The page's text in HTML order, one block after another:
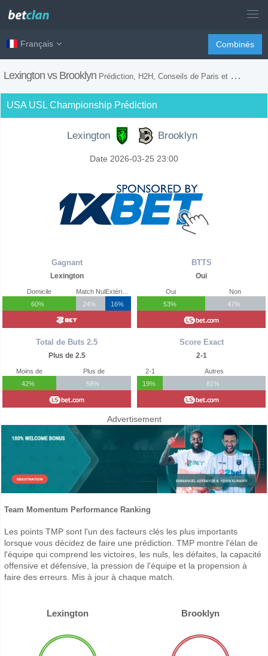
Français Combinés
Lexington vs Brooklyn Prédiction, H2H, Conseils de Paris et Prévision du Match
USA USL Championship Prédiction
Lexington Brooklyn
Date 2026-03-25 23:00
Gagnant
Lexington
Domicile
60%
Match Nul
24%
16%
Total de Buts 2.5
Plus de 2.5
Moins de
42%
Plus de
58%
BTTS
Oui
Oui
53%
Non
47%
Score Exact
2-1
2-1
19%
Autres
81%
Advertisement
Team Momentum Performance Ranking
Les points TMP sont l'un des facteurs clés les plus importants
lorsque vous décidez de faire une prédiction. TMP montre l'élan de
l'équipe qui comprend les victoires, les nuls, les défaites, la capacité
offensive et défensive, la pression de l'équipe et la propension à
faire des erreurs. Mis à jour à chaque match.
Lexington Brooklyn